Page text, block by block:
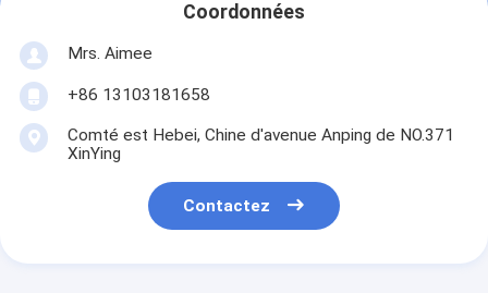
Coordonnées
Mrs. Aimee
+86 13103181658
Comté est Hebei, Chine d'avenue Anping de NO.371
XinYing
Contactez